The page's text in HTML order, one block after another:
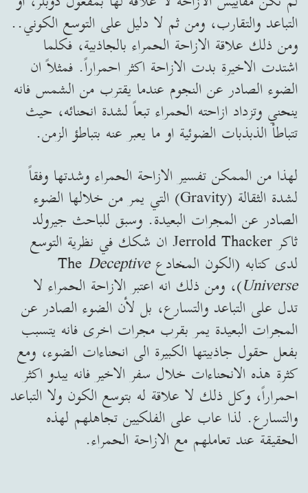
التباعد والتقارب، ومن ثم لا دليل على التوسع الكوني..
ومن ذلك علاقة الازاحة الحمراء بالجاذبية، فكلما
اشتدت الاخيرة بدت الازاحة اكثر احمراراً. فمثلاً ان
الضوء الصادر عن النجوم عندما يقترب من الشمس فانه
ينحني وتزداد ازاحته الحمراء تبعاً لشدة انحنائه، حيث
تتباطأ الذبذبات الضوئية او ما يعبر عنه بتباطؤ الزمن.
لهذا من الممكن تفسير الازاحة الحمراء وشدتها وفقاً
لشدة الثقالة (Gravity) التي يمر من خلالها الضوء
الصادر عن المجرات البعيدة. وسبق للباحث جيرولد
ثاكر Jerrold Thacker ان شكك في نظرية التوسع
لدى كتابه (الكون المخادع TheDeceptive
Universe)، ومن ذلك انه اعتبر الازاحة الحمراء لا
تدل على التباعد والتسارع، بل لأن الضوء الصادر عن
المجرات البعيدة يمر بقرب مجرات اخرى فانه يتسبب
بفعل حقول جاذبيتها الكبيرة الى انحناءات الضوء، ومع
كثرة هذه الانحناءات خلال سفر الاخير فانه يبدو اكثر
احمراراً، وكل ذلك لا علاقة له بتوسع الكون ولا التباعد
والتسارع. لذا عاب على الفلكيين تجاهلهم لهذه
الحقيقة عند تعاملهم مع الازاحة الحمراء.